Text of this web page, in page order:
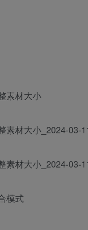
素材大小
素材大小_2024-03-
素材大小_2024-03-
模式